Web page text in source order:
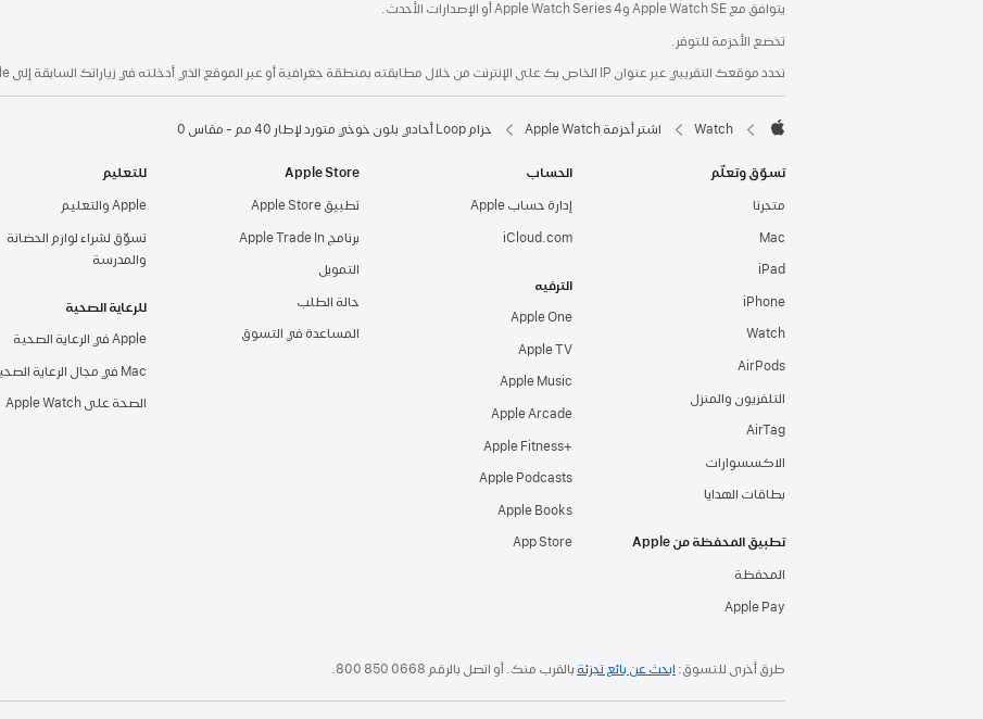
يتوافق مع Apple Watch SE وApple Watch Series 4 أو الإصدارات الأحدث.
تخضع الأحزمة للتوفر.
نحدد موقعك التقريبي عبر عنوان IP الخاص بك على الإنترنت من خلال مطابقته بمنطقة جغرافية أو عبر الموقع الذي أدخلته في زياراتك السابقة إلى Apple.
Watch اشتر أحزمة Apple Watch حزام Loop أحادي بلون خوخي متورد لإطار 40 مم - مقاس 0
تسوّق وتعلّم
متجرنا
Mac‏
iPad‏
iPhone
Watch
AirPods
التلفزيون والمنزل
AirTag‏
الاكسسوارات
بطاقات الهدايا
تطبيق المحفظة من Apple
المحفظة
Apple Pay
الحساب
إدارة حساب Apple
الترفيه
Apple One
Apple TV‏
Apple Music
Apple Arcade
+Apple Fitness‏‏
Apple Podcasts
Apple Books‏
App Store
Apple Store
تطبيق Apple Store
برنامج Apple Trade In
التمويل
حالة الطلب
المساعدة في التسوق
للتعليم
Apple والتعليم
تسوّق لشراء لوازم الحضانة
والمدرسة
للرعاية الصحية
Apple في الرعاية الصحية
Mac في مجال الرعاية الصحية
الصحة على Apple Watch‏
طرق أخرى للتسوق: ابحث عن بائع تجزئة بالقرب منك. أو اتصل بالرقم 800 850 0668